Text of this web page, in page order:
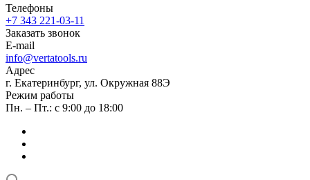
Телефоны
+7 343 221-03-11
Заказать звонок
E-mail
info@vertatools.ru
Адрес
г. Екатеринбург, ул. Окружная 88Э
Режим работы
Пн. – Пт.: с 9:00 до 18:00